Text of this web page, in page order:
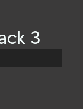
3